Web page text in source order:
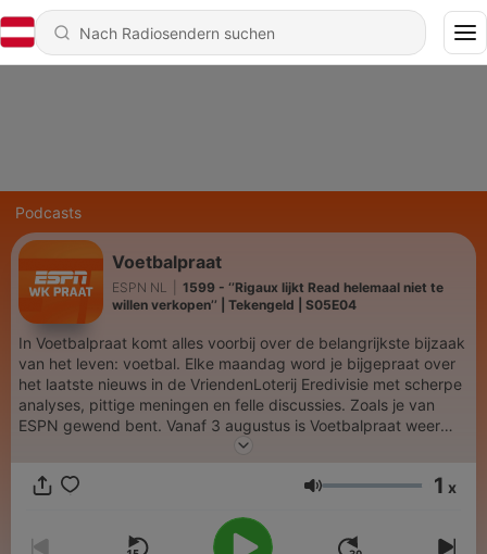
Podcasts
Voetbalpraat
ESPN NL
1599 - ‘’Rigaux lijkt Read helemaal niet te
willen verkopen’’ | Tekengeld | S05E04
In Voetbalpraat komt alles voorbij over de belangrijkste bijzaak
van het leven: voetbal. Elke maandag word je bijgepraat over
het laatste nieuws in de VriendenLoterij Eredivisie met scherpe
analyses, pittige meningen en felle discussies. Zoals je van
ESPN gewend bent. Vanaf 3 augustus is Voetbalpraat weer
van maandag tot en met donderdag te beluisteren.
Lautstärke 1 x